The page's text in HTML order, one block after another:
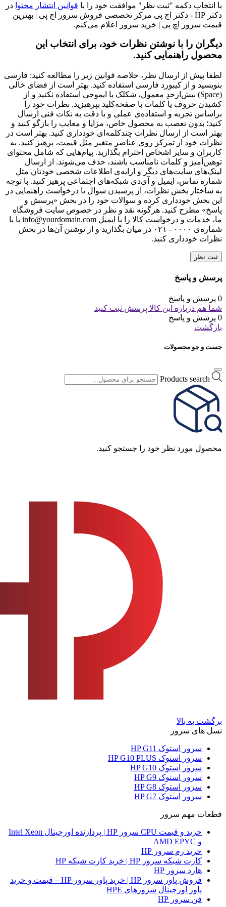
با انتخاب دکمه "ثبت نظر" موافقت خود را با قوانین انتشار محتوا در
دکتر HP - دکتر اچ پی مرکز تخصصی فروش سرور اچ پی | بهترین
قیمت سرور اچ پی | خرید سرور اعلام می‌کنم.
دیگران را با نوشتن نظرات خود، برای انتخاب این
محصول راهنمایی کنید.
لطفا پیش از ارسال نظر، خلاصه قوانین زیر را مطالعه کنید: فارسی
بنویسید و از کیبورد فارسی استفاده کنید. بهتر است از فضای خالی
(Space) بیش‌از‌حدِ معمول، شکلک یا ایموجی استفاده نکنید و از
کشیدن حروف یا کلمات با صفحه‌کلید بپرهیزید. نظرات خود را
براساس تجربه و استفاده‌ی عملی و با دقت به نکات فنی ارسال
کنید؛ بدون تعصب به محصول خاص، مزایا و معایب را بازگو کنید و
بهتر است از ارسال نظرات چندکلمه‌‌ای خودداری کنید. بهتر است در
نظرات خود از تمرکز روی عناصر متغیر مثل قیمت، پرهیز کنید. به
کاربران و سایر اشخاص احترام بگذارید. پیام‌هایی که شامل محتوای
توهین‌آمیز و کلمات نامناسب باشند، حذف می‌شوند. از ارسال
لینک‌های سایت‌های دیگر و ارایه‌ی اطلاعات شخصی خودتان مثل
شماره تماس، ایمیل و آی‌دی شبکه‌های اجتماعی پرهیز کنید. با توجه
به ساختار بخش نظرات، از پرسیدن سوال یا درخواست راهنمایی در
این بخش خودداری کرده و سوالات خود را در بخش «پرسش و
پاسخ» مطرح کنید. هرگونه نقد و نظر در خصوص سایت فروشگاه
ما، خدمات و درخواست کالا را با ایمیل info@yourdomain.com یا با
شماره‌ی ۰۰۰۰ - ۰۲۱ در میان بگذارید و از نوشتن آن‌ها در بخش
نظرات خودداری کنید.
ثبت نظر
پرسش و پاسخ
0 پرسش و پاسخ
شما هم درباره این کالا پرسش ثبت کنید
0 پرسش و پاسخ
بازگشت
جست و جو محصولات
Products search
محصول مورد نظر خود را جستجو کنید.
برگشت به بالا
نسل های سرور
سرور استوک HP G11
سرور استوک HP G10 PLUS
سرور استوک HP G10
سرور استوک HP G9
سرور استوک HP G8
سرور استوک HP G7
قطعات مهم سرور
خرید و قیمت CPU سرور HP | پردازنده اورجینال Intel Xeon
و AMD EPYC
خرید رم سرور HP
کارت شبکه سرور HP | خرید کارت شبکه HP
هارد سرور HP
فروش پاور سرور HP | خرید پاور سرور HP – قیمت و خرید
پاور اورجینال سرورهای HPE
فن سرور HP